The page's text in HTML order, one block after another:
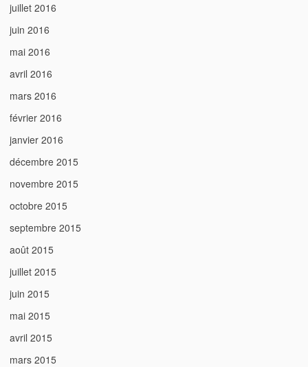
juillet 2016
juin 2016
mai 2016
avril 2016
mars 2016
février 2016
janvier 2016
décembre 2015
novembre 2015
octobre 2015
septembre 2015
août 2015
juillet 2015
juin 2015
mai 2015
avril 2015
mars 2015